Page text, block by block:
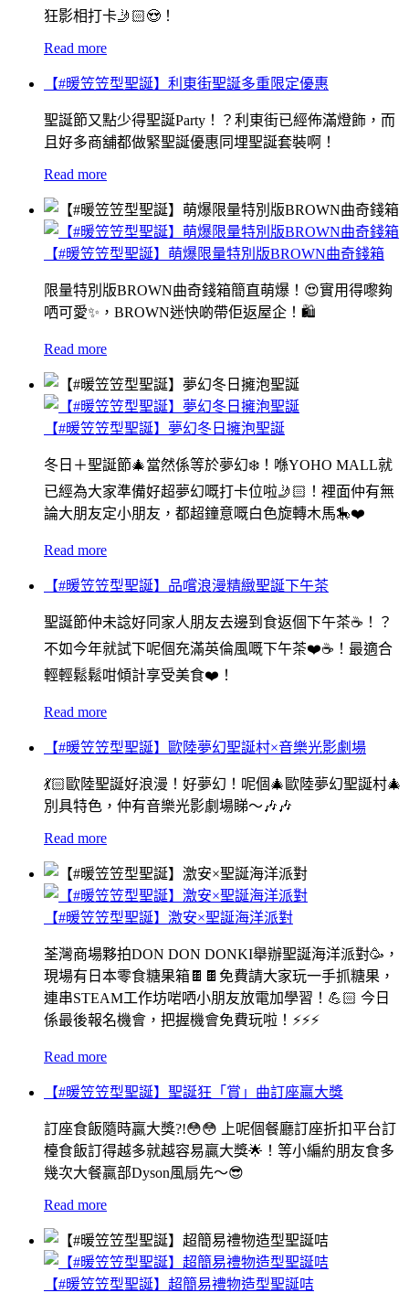
狂影相打卡🤳🏻😍！
Read more
【#暖笠笠型聖誕】利東街聖誕多重限定優惠
聖誕節又點少得聖誕Party！？利東街已經佈滿燈飾，而
且好多商舖都做緊聖誕優惠同埋聖誕套裝啊！
Read more
【#暖笠笠型聖誕】萌爆限量特別版BROWN曲奇錢箱
限量特別版BROWN曲奇錢箱簡直萌爆！😍實用得嚟夠
哂可愛✨，BROWN迷快啲帶佢返屋企！🛍
Read more
【#暖笠笠型聖誕】夢幻冬日擁泡聖誕
冬日＋聖誕節🎄當然係等於夢幻❄️！喺YOHO MALL就
已經為大家準備好超夢幻嘅打卡位啦🤳🏻！裡面仲有無
論大朋友定小朋友，都超鐘意嘅白色旋轉木馬🎠❤️
Read more
【#暖笠笠型聖誕】品嚐浪漫精緻聖誕下午茶
聖誕節仲未諗好同家人朋友去邊到食返個下午茶☕️！？
不如今年就試下呢個充滿英倫風嘅下午茶❤️☕️！最適合
輕輕鬆鬆咁傾計享受美食❤️！
Read more
【#暖笠笠型聖誕】歐陸夢幻聖誕村×音樂光影劇場
💃🏻歐陸聖誕好浪漫！好夢幻！呢個🎄歐陸夢幻聖誕村🎄
別具特色，仲有音樂光影劇場睇～🎶🎶
Read more
【#暖笠笠型聖誕】激安×聖誕海洋派對
荃灣商場夥拍DON DON DONKI舉辦聖誕海洋派對🥳，
現場有日本零食糖果箱🍫🍫免費請大家玩一手抓糖果，
連串STEAM工作坊啱哂小朋友放電加學習！💪🏻 今日
係最後報名機會，把握機會免費玩啦！⚡️⚡️⚡️
Read more
【#暖笠笠型聖誕】聖誕狂「賞」曲訂座贏大獎
訂座食飯隨時贏大獎?!😳😳 上呢個餐廳訂座折扣平台訂
檯食飯訂得越多就越容易贏大獎🌟！等小編約朋友食多
幾次大餐贏部Dyson風扇先～😎
Read more
【#暖笠笠型聖誕】超簡易禮物造型聖誕咭